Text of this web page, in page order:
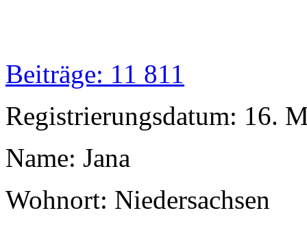
Beiträge: 11 811
Registrierungsdatum: 16.
Name: Jana
Wohnort: Niedersachsen